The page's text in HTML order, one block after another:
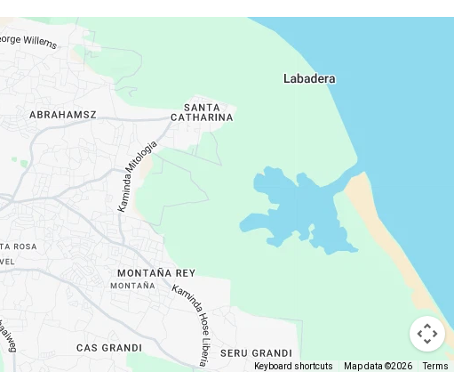
Keyboard shortcuts Map data ©2026 Terms